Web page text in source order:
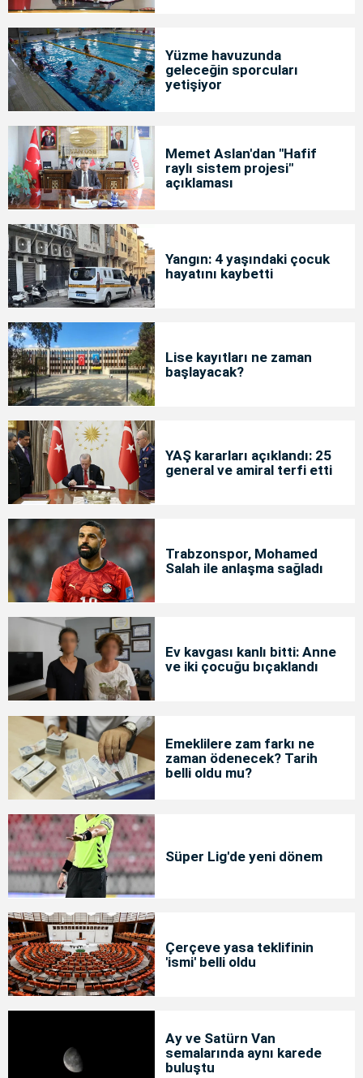
Yüzme havuzunda
geleceğin sporcuları
yetişiyor
Memet Aslan'dan "Hafif
raylı sistem projesi"
açıklaması
Yangın: 4 yaşındaki çocuk
hayatını kaybetti
Lise kayıtları ne zaman
başlayacak?
YAŞ kararları açıklandı: 25
general ve amiral terfi etti
Trabzonspor, Mohamed
Salah ile anlaşma sağladı
Ev kavgası kanlı bitti: Anne
ve iki çocuğu bıçaklandı
Emeklilere zam farkı ne
zaman ödenecek? Tarih
belli oldu mu?
Süper Lig'de yeni dönem
Çerçeve yasa teklifinin
'ismi' belli oldu
Ay ve Satürn Van
semalarında aynı karede
buluştu